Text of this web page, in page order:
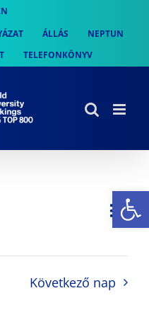
ÁLLÁS
NEPTUN
TELEFONKÖNYV
Nap
Következő nap